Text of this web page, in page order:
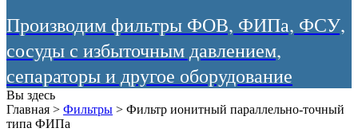
Производим фильтры ФОВ, ФИПа, ФСУ,
сосуды с избыточным давлением,
сепараторы и другое оборудование
Вы здесь
Главная > Фильтры > Фильтр ионитный параллельно-точный
типа ФИПа